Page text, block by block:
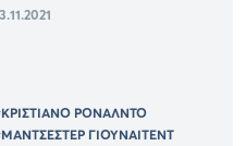
ΡΟΝΑΛΝΤΟ
ΓΙΟΥΝΑΙΤΕΝΤ